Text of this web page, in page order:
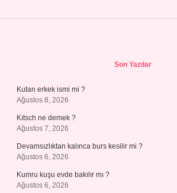
Son Yazılar
Kutan erkek ismi mi ?
Ağustos 8, 2026
Kıtsch ne demek ?
Ağustos 7, 2026
Devamsızlıktan kalınca burs kesilir mi ?
Ağustos 6, 2026
Kumru kuşu evde bakılır mı ?
Ağustos 6, 2026